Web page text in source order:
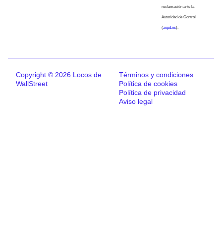
reclamación ante la
Autoridad de Control
(aepd.es).
Copyright © 2026 Locos de
WallStreet
Términos y condiciones
Política de cookies
Política de privacidad
Aviso legal